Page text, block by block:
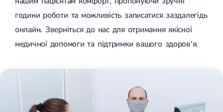
години роботи та можливість записатися заздалегідь
онлайн. Зверніться до нас для отримання якісної
медичної допомоги та підтримки вашого здоров'я.